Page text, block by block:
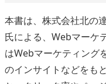
本書は、株式会社北の
氏による、Webマーケ
はWebマーケティング
のインサイトなどをも